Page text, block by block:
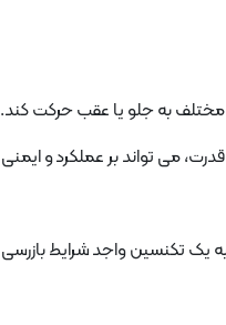
به جلو یا عقب حرکت کند.
تواند بر عملکرد و ایمنی
یک تکنسین واجد شرایط